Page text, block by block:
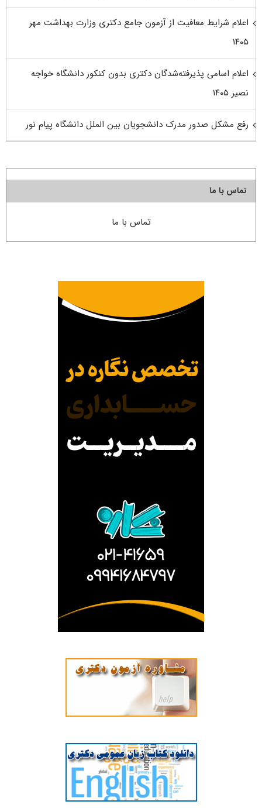
اعلام شرایط معافیت از آزمون جامع دکتری وزارت بهداشت مهر
۱۴۰۵
اعلام اسامی پذیرفته‌شدگان دکتری بدون کنکور دانشگاه خواجه
نصیر ۱۴۰۵
رفع مشکل صدور مدرک دانشجویان بین الملل دانشگاه پیام نور
تماس با ما
تماس با ما